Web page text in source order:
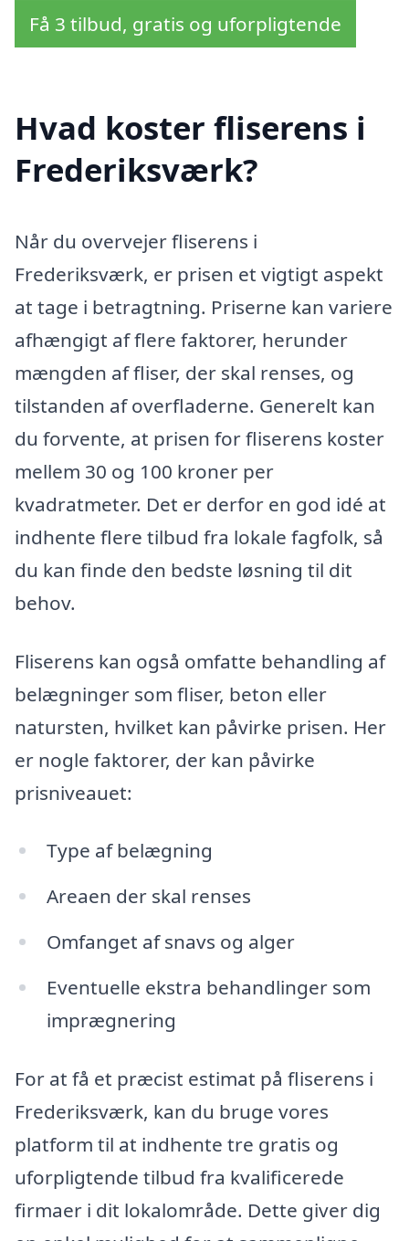
Få 3 tilbud, gratis og uforpligtende
Hvad koster fliserens i
Frederiksværk?
Når du overvejer fliserens i
Frederiksværk, er prisen et vigtigt aspekt
at tage i betragtning. Priserne kan variere
afhængigt af flere faktorer, herunder
mængden af fliser, der skal renses, og
tilstanden af overfladerne. Generelt kan
du forvente, at prisen for fliserens koster
mellem 30 og 100 kroner per
kvadratmeter. Det er derfor en god idé at
indhente flere tilbud fra lokale fagfolk, så
du kan finde den bedste løsning til dit
behov.
Fliserens kan også omfatte behandling af
belægninger som fliser, beton eller
natursten, hvilket kan påvirke prisen. Her
er nogle faktorer, der kan påvirke
prisniveauet:
Type af belægning
Areaen der skal renses
Omfanget af snavs og alger
Eventuelle ekstra behandlinger som
imprægnering
For at få et præcist estimat på fliserens i
Frederiksværk, kan du bruge vores
platform til at indhente tre gratis og
uforpligtende tilbud fra kvalificerede
firmaer i dit lokalområde. Dette giver dig